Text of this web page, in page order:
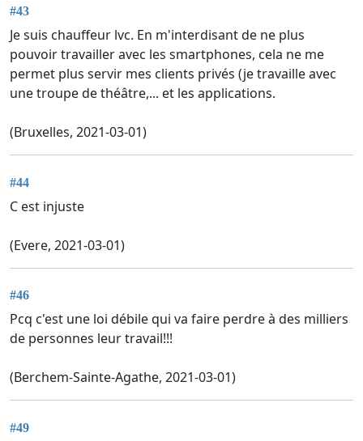
#43
Je suis chauffeur lvc. En m'interdisant de ne plus
pouvoir travailler avec les smartphones, cela ne me
permet plus servir mes clients privés (je travaille avec
une troupe de théâtre,... et les applications.
(Bruxelles, 2021-03-01)
#44
C est injuste
(Evere, 2021-03-01)
#46
Pcq c'est une loi débile qui va faire perdre à des milliers
de personnes leur travail!!!
(Berchem-Sainte-Agathe, 2021-03-01)
#49